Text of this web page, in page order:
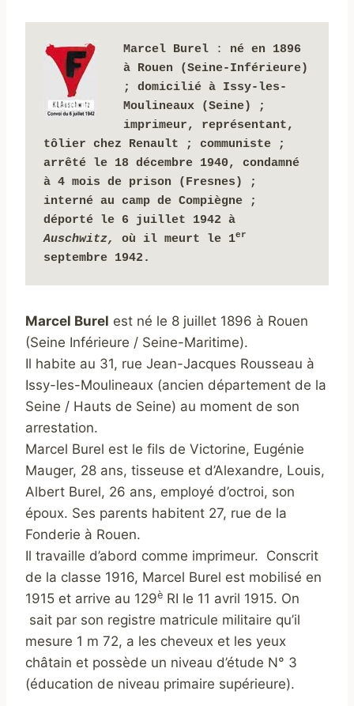
Marcel Burel : né en 1896
à Rouen (Seine-Inférieure)
; domicilié à Issy-les-
Moulineaux (Seine) ;
imprimeur, représentant,
tôlier chez Renault ; communiste ;
arrêté le 18 décembre 1940, condamné
à 4 mois de prison (Fresnes)
;
interné au camp de Compiègne ;
déporté le 6 juillet 1942 à
Auschwitz, où il meurt le 1er
septembre 1942.
Marcel Burel est né le 8 juillet 1896 à Rouen
(Seine Inférieure / Seine-Maritime).
Il habite au 31, rue Jean-Jacques Rousseau à
Issy-les-Moulineaux (ancien département de la
Seine / Hauts de Seine) au moment de son
arrestation.
Marcel Burel est le fils de Victorine, Eugénie
Mauger, 28 ans, tisseuse et d’Alexandre, Louis,
Albert Burel, 26 ans, employé d’octroi, son
époux. Ses parents habitent 27, rue de la
Fonderie à Rouen.
Il travaille d’abord comme imprimeur. Conscrit
de la classe 1916, Marcel Burel est mobilisé en
1915 et arrive au 129è RI le 11 avril 1915. On
sait par son registre matricule militaire qu’il
mesure 1 m 72, a les cheveux et les yeux
châtain et possède un niveau d’étude N° 3
(éducation de niveau primaire supérieure).